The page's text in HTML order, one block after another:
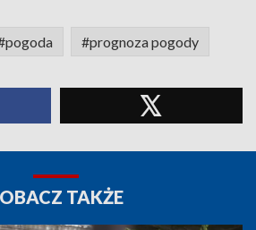
#prognoza pogody
TAKŻE